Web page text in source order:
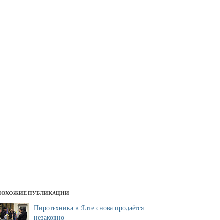
переход на «Спартаке» превратился в мини рынок
ПУБЛИКАЦИИ
Пиротехника в Ялте снова продаётся
незаконно